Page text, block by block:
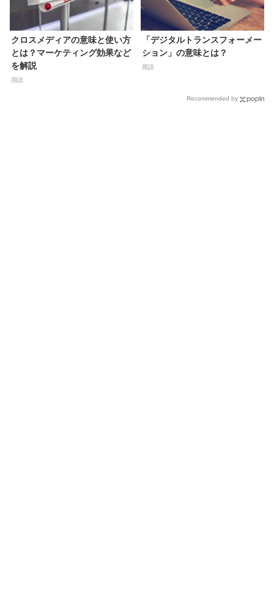
クロスメディアの意味と使い方
とは？マーケティング効果など
を解説
用語
「デジタルトランスフォーメー
ション」の意味とは？
用語
Recommended by